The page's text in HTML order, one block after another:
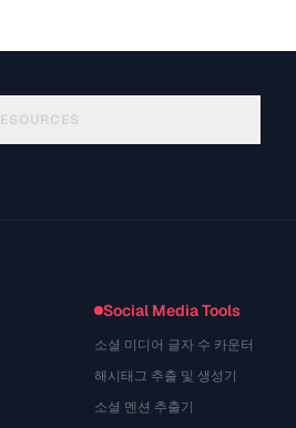
Social Media Tools
소셜 미디어 글자 수 카운터
해시태그 추출 및 생성기
소셜 멘션 추출기